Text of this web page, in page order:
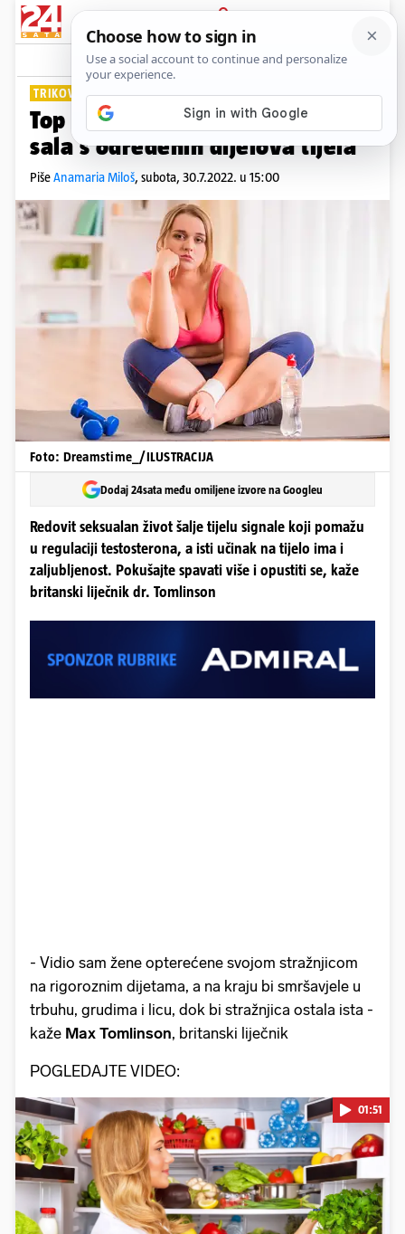
PRIJAVA
Lifestyle Komentari
TRIKOVI ZA VITKU LINIJU
Top savjeti kako otopiti naslage
sala s određenih dijelova tijela
PišeAnamaria Miloš, subota, 30.7.2022. u 15:00
Foto: Dreamstime_/ILUSTRACIJA
Dodaj 24sata među omiljene izvore na Googleu
Redovit seksualan život šalje tijelu signale koji pomažu
u regulaciji testosterona, a isti učinak na tijelo ima i
zaljubljenost. Pokušajte spavati više i opustiti se, kaže
britanski liječnik dr. Tomlinson
- Vidio sam žene opterećene svojom stražnjicom
na rigoroznim dijetama, a na kraju bi smršavjele u
trbuhu, grudima i licu, dok bi stražnjica ostala ista -
kaže Max Tomlinson, britanski liječnik
POGLEDAJTE VIDEO:
Pokretanje videa...
01:51